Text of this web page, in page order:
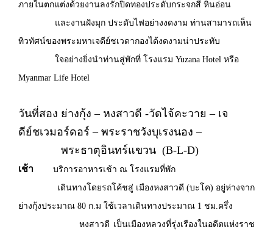
ภายในตกแต่งด้วยงานลงรักปิดทองประดับกระจกสี หินอ่อน
และงานฝังมุก ประดับไฟอย่างงดงาม ท่านสามารถเห็น
ทิวทัศน์ของพระมหาเจดีย์ชเวดากองได้งดงามน่าประทับ
ใจอย่างยิ่งนำท่านสู่พักที่ โรงแรม Yuzana Hotel หรือ
Myanmar Life Hotel
วันที่สอง ย่างกุ้ง – หงสาวดี -วัดไจ้คะวาย – เจ
ดีย์ชเวมอร์ดอร์ – พระราชวังบุเรงนอง –
พระธาตุอินทร์แขวน (B-L-D)
เช้า
บริการอาหารเช้า ณ โรงแรมที่พัก
เดินทางโดยรถโค้ชสู่ เมืองหงสาวดี (บะโค) อยู่ห่างจาก
ย่างกุ้งประมาณ 80 ก.ม ใช้เวลาเดินทางประมาณ 1 ชม.ครึ่ง
หงสาวดี เป็นเมืองหลวงที่รุ่งเรืองในอดีตแห่งราช